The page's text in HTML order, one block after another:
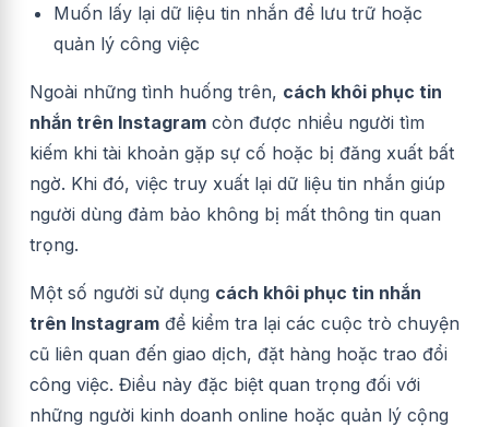
Muốn lấy lại dữ liệu tin nhắn để lưu trữ hoặc
quản lý công việc
Ngoài những tình huống trên, cách khôi phục tin
nhắn trên Instagram còn được nhiều người tìm
kiếm khi tài khoản gặp sự cố hoặc bị đăng xuất bất
ngờ. Khi đó, việc truy xuất lại dữ liệu tin nhắn giúp
người dùng đảm bảo không bị mất thông tin quan
trọng.
Một số người sử dụng cách khôi phục tin nhắn
trên Instagram để kiểm tra lại các cuộc trò chuyện
cũ liên quan đến giao dịch, đặt hàng hoặc trao đổi
công việc. Điều này đặc biệt quan trọng đối với
những người kinh doanh online hoặc quản lý cộng